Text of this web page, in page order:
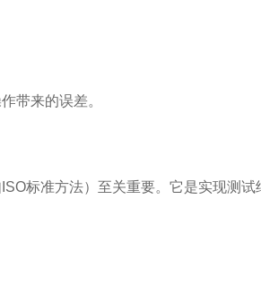
带来的误差。
ISO标准方法）至关重要。它是实现测试